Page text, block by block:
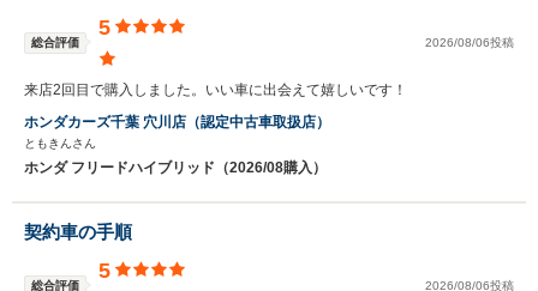
総合評価
5
2026/08/06投稿
来店2回目で購入しました。いい車に出会えて嬉しいです！
ホンダカーズ千葉 穴川店（認定中古車取扱店）
ともきんさん
ホンダ フリードハイブリッド（2026/08購入）
契約車の手順
総合評価
5
2026/08/06投稿